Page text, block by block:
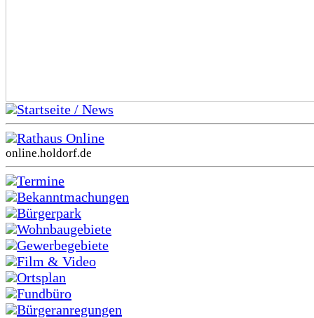
Startseite / News
Rathaus Online
online.holdorf.de
Termine
Bekanntmachungen
Bürgerpark
Wohnbaugebiete
Gewerbegebiete
Film & Video
Ortsplan
Fundbüro
Bürgeranregungen